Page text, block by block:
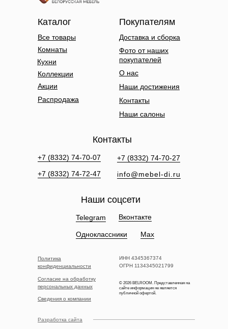
Все товары
Комнаты
Коллекции
Акции
Распродажа
Согласие на обработку
персональных данных
Политика
конфиденциальности
+7 (8332) 74-70-07
+7 (8332) 74-72-47
+7 (8332) 74-70-27
© 2026 BELROOM. Представленная на
сайте информация не является
публичной офертой.
info@mebel-di.ru
Контакты
Наши соцсети
Telegram
ИНН 4345367374
ОГРН 1134345021799
Покупателям
Каталог
Доставка и сборка
Фото от наших
покупателей
О нас
Контакты
Наши салоны
Одноклассники Max
Вконтакте
Наши достижения
Сведения о компании
Разработка сайта
Кухни